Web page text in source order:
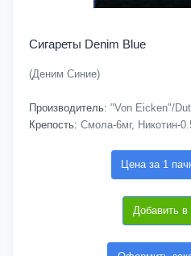
Сигареты Denim Blue
(Деним Синие)
Производитель: "Von Eicken"/
Крепость: Смола-6мг, Никотин-
Цена за 1
Добавить в